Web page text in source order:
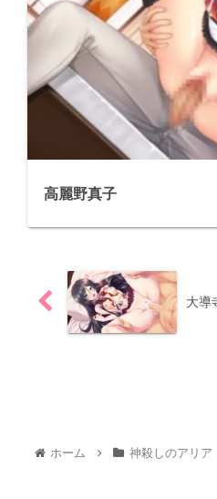
高麗野真子
大導
ホーム 神殺しのアリア